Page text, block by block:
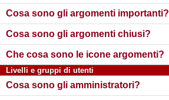
Cosa sono gli argomenti importanti?
Cosa sono gli argomenti chiusi?
Che cosa sono le icone argomenti?
Livelli e gruppi di utenti
Cosa sono gli amministratori?